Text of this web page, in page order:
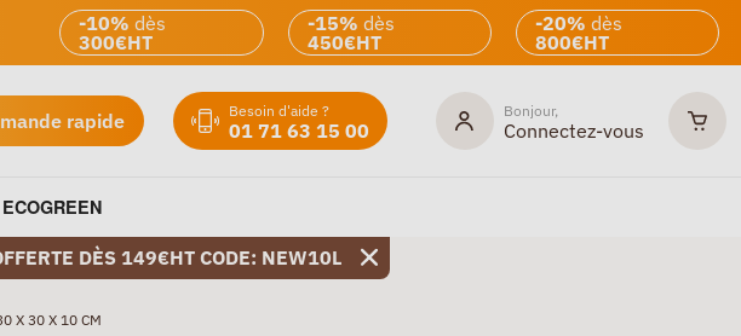
-10% dès
300€HT
-15% dès
450€HT
-20% dès
800€HT
rapide Besoin d'aide ?
01 71 63 15 00
Bonjour,
Connectez-vous
ECOGREEN
DÈS 149€HT CODE: NEW10L
X 30 X 10 CM